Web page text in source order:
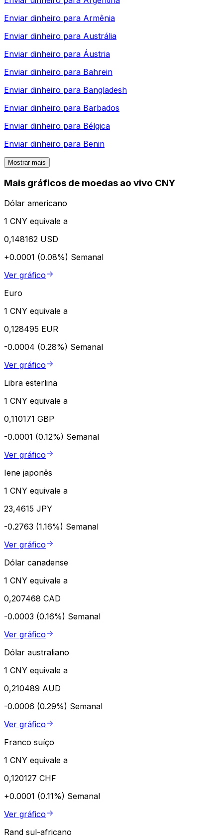
Enviar dinheiro para Armênia
Enviar dinheiro para Austrália
Enviar dinheiro para Áustria
Enviar dinheiro para Bahrein
Enviar dinheiro para Bangladesh
Enviar dinheiro para Barbados
Enviar dinheiro para Bélgica
Enviar dinheiro para Benin
Mostrar mais
Mais gráficos de moedas ao vivo CNY
Dólar americano
1 CNY equivale a
0,148162 USD
+0.0001 (0.08%) Semanal
Ver gráfico
Euro
1 CNY equivale a
0,128495 EUR
-0.0004 (0.28%) Semanal
Ver gráfico
Libra esterlina
1 CNY equivale a
0,110171 GBP
-0.0001 (0.12%) Semanal
Ver gráfico
Iene japonês
1 CNY equivale a
23,4615 JPY
-0.2763 (1.16%) Semanal
Ver gráfico
Dólar canadense
1 CNY equivale a
0,207468 CAD
-0.0003 (0.16%) Semanal
Ver gráfico
Dólar australiano
1 CNY equivale a
0,210489 AUD
-0.0006 (0.29%) Semanal
Ver gráfico
Franco suíço
1 CNY equivale a
0,120127 CHF
+0.0001 (0.11%) Semanal
Ver gráfico
Rand sul-africano